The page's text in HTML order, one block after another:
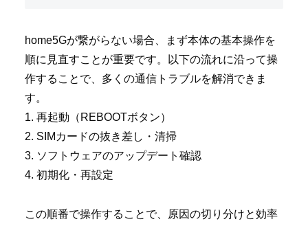
home5Gが繋がらない場合、まず本体の基本操作を
順に見直すことが重要です。以下の流れに沿って操
作することで、多くの通信トラブルを解消できま
す。
1. 再起動（REBOOTボタン）
2. SIMカードの抜き差し・清掃
3. ソフトウェアのアップデート確認
4. 初期化・再設定
この順番で操作することで、原因の切り分けと効率